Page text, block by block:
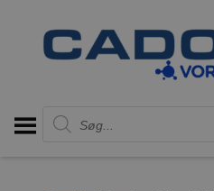
Products search